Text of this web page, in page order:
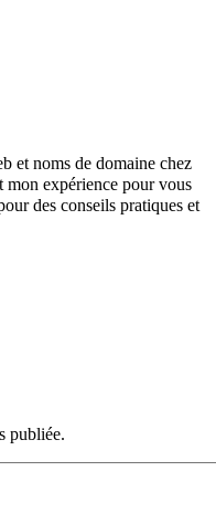
et noms de domaine chez
mon expérience pour vous
des conseils pratiques et
publiée.